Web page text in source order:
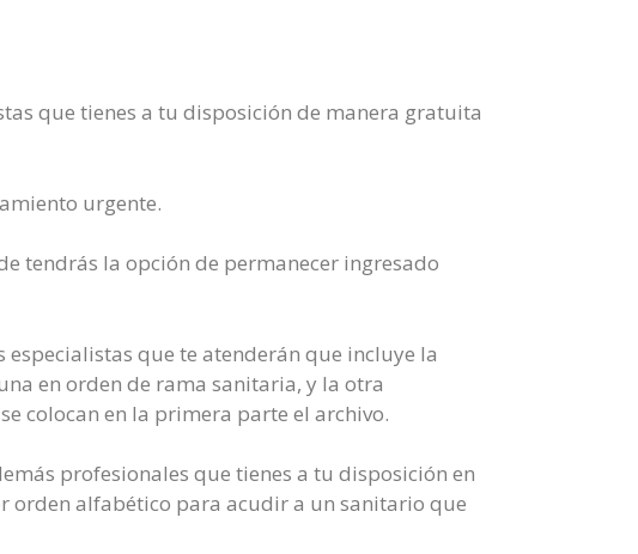
que tienes a tu disposición de manera gratuita
urgente.
tendrás la opción de permanecer ingresado
que te atenderán que incluye la
en orden de rama sanitaria, y la otra
colocan en la primera parte el archivo.
profesionales que tienes a tu disposición en
orden alfabético para acudir a un sanitario que